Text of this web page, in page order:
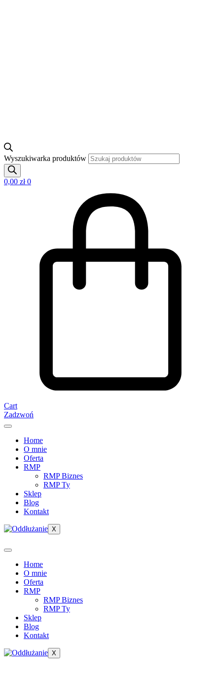
Wyszukiwarka produktów
0,00 zł 0
Cart
Zadzwoń
Home
O mnie
Oferta
RMP
RMP Biznes
RMP Ty
Sklep
Blog
Kontakt
X
Home
O mnie
Oferta
RMP
RMP Biznes
RMP Ty
Sklep
Blog
Kontakt
X